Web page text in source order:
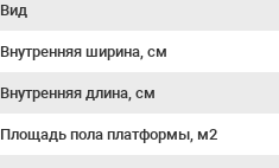
Вид
Внутренняя ширина, см
Внутренняя длина, см
Площадь пола платформы, м2